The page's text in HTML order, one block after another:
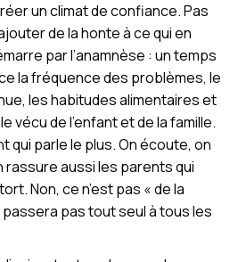
un climat de confiance. Pas
de la honte à ce qui en
par l’anamnèse : un temps
la fréquence des problèmes, le
les habitudes alimentaires et
vécu de l’enfant et de la famille.
qui parle le plus. On écoute, on
aussi les parents qui
Non, ce n’est pas « de la
pas tout seul à tous les